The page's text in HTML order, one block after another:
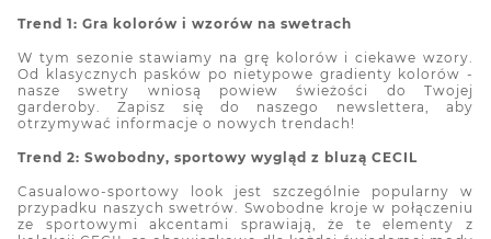
Trend 1: Gra kolorów i wzorów na swetrach
W tym sezonie stawiamy na grę kolorów i ciekawe wzory.
Od klasycznych pasków po nietypowe gradienty kolorów -
nasze swetry wniosą powiew świeżości do Twojej
garderoby. Zapisz się do naszego newslettera, aby
otrzymywać informacje o nowych trendach!
Trend 2: Swobodny, sportowy wygląd z bluzą CECIL
Casualowo-sportowy look jest szczególnie popularny w
przypadku naszych swetrów. Swobodne kroje w połączeniu
ze sportowymi akcentami sprawiają, że te elementy z